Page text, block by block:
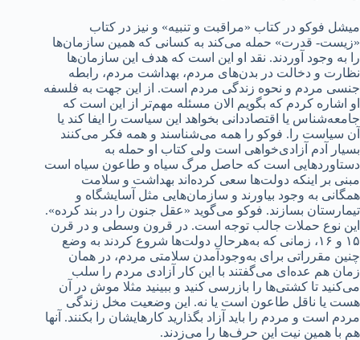
میشل فوکو در کتاب «مراقبت و تنبیه» و نیز در کتاب
«زیست- قدرت» حمله می‌کند به کسانی که همین سازمان‌ها
را به وجود آوردند. نقد او این است که هدف این سازمان‌ها
نظارت و دخالت در بدن‌های مردم، بهداشت مردم، رابطه
جنسی مردم و نحوه زندگی مردم است. از این جهت به فلسفه
او اشاره کردم که بگویم الان مسئله مهم‌تر از این است که
جامعه‌شناس یا اقتصاددانی بخواهد این سیاست را ایفا کند یا
آن سیاست را. فوکو را همه می‌شناسند و همه فکر می‌کنند
بسیار آدم آزادی‌خواهی است ولی کتاب او حمله به
دستاوردهایی است که حاصل مرگ سیاه و طاعون سیاه است
مبنی بر اینکه دولت‌ها سعی کرده‌اند بهداشت و سلامت
همگانی به وجود بیاورند و سازمان‌هایی مثل آسایشگاه و
تیمارستان بسازند. فوکو می‌گوید «عقل جنون را در بند کرده».
این نوع حملات جالب توجه است. در قرون وسطی‌ و در قرن
۱۵ و ۱۶، زمانی که به‌هر‌حال دولت‌ها شروع کردند به وضع
چنین مقرراتی برای به‌وجود‌آمدن سلامتی مردم، در همان
زمان هم عده‌ای می‌گفتند با این کار آزادی مردم را سلب
می‌کنید تا کشتی‌ها را بازرسی کنید و ببینید مثلا موش در آن
هست یا ناقل طاعون است یا نه. این وضعیت مخل زندگی
مردم است و مردم را باید آزاد بگذارید کارهایشان را بکنند. آنها
هم با همین نیت این حرف‌ها را می‌زدند.